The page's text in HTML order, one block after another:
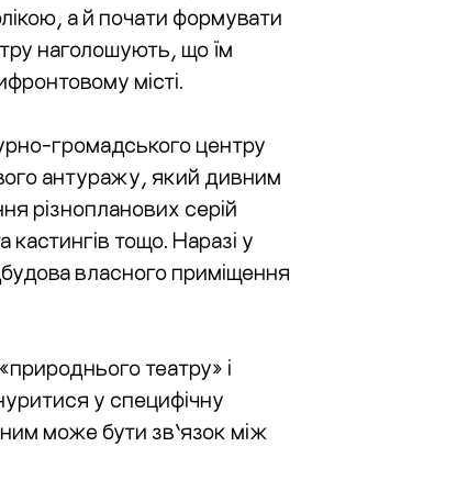
а й почати формувати
наголошують, що їм
місті.
громадського центру
антуражу, який дивним
різнопланових серій
кастингів тощо. Наразі у
власного приміщення
театру» і
у специфічну
може бути зв’язок між